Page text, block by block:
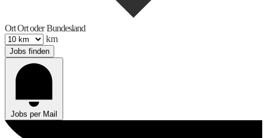
OrtOrt oder Bundesland
km
Jobs finden
Jobs per Mail